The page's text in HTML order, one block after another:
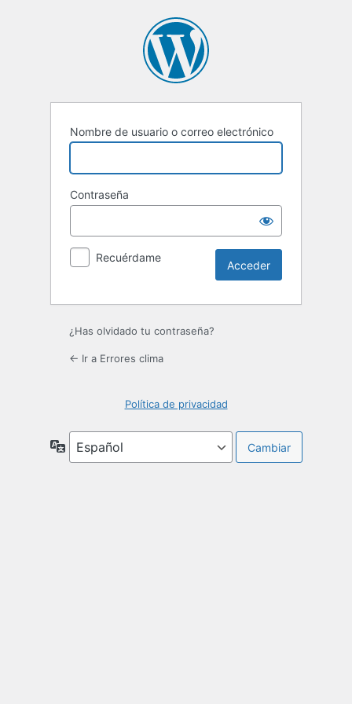
Nombre de usuario o correo electrónico
Contraseña
Recuérdame
¿Has olvidado tu contraseña?
← Ir a Errores clima
Política de privacidad
Idioma